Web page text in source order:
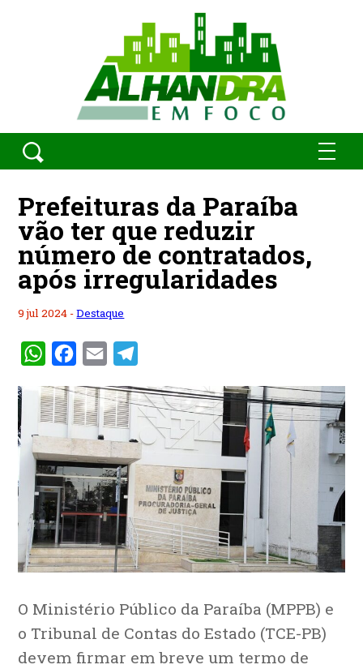
Prefeituras da Paraíba
vão ter que reduzir
número de contratados,
após irregularidades
9 jul 2024 -Destaque
WhatsAppFacebook
Email
O Ministério Público da Paraíba (MPPB) e
o Tribunal de Contas do Estado (TCE-PB)
devem firmar em breve um termo de